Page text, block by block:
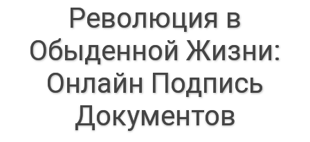
Революция в
Обыденной Жизни:
Онлайн Подпись
Документов